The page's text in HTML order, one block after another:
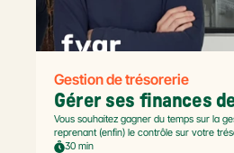
Gestion de trésorerie
Gérer ses finances
Vous souhaitez gagner du temps sur la
reprenant (enfin) le contrôle sur votre
30 min